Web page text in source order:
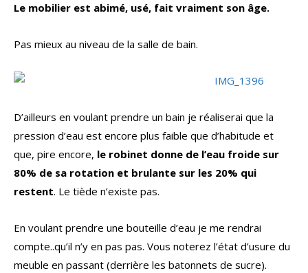
Le mobilier est abimé, usé, fait vraiment son âge.
Pas mieux au niveau de la salle de bain.
D’ailleurs en voulant prendre un bain je réaliserai que la
pression d’eau est encore plus faible que d’habitude et
que, pire encore, le robinet donne de l’eau froide sur
80% de sa rotation et brulante sur les 20% qui
restent. Le tiède n’existe pas.
En voulant prendre une bouteille d’eau je me rendrai
compte..qu’il n’y en pas pas. Vous noterez l’état d’usure du
meuble en passant (derrière les batonnets de sucre).